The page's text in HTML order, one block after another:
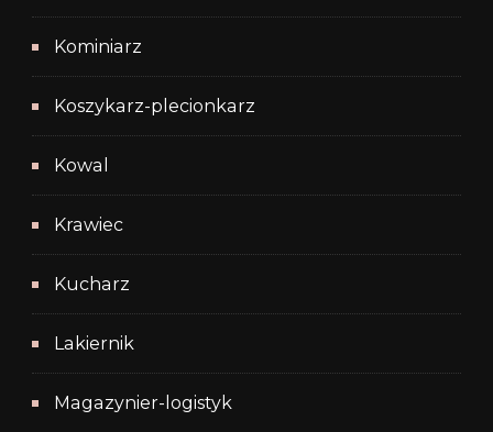
Kominiarz
Koszykarz-plecionkarz
Kowal
Krawiec
Kucharz
Lakiernik
Magazynier-logistyk